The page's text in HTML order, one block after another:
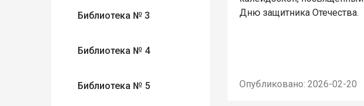
Библиотека № 3
Библиотека № 4
Библиотека № 5
Дню защитника Отечества.
Опубликовано: 2026-02-20